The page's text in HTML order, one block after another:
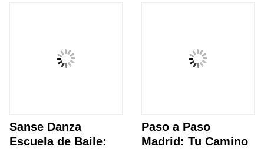
Sanse Danza
Escuela de Baile:
Paso a Paso
Madrid: Tu Camino